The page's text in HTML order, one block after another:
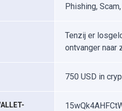
Phishing,
Tenzij er
ontvanger naar
750 USD in